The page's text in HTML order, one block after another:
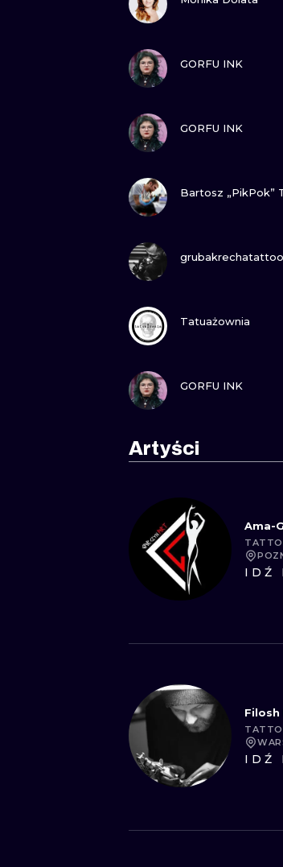
GORFU INK
GORFU INK
Bartosz „PikPok”
grubakrechatattoo
Tatuażownia
GORFU INK
Artyści
Ama-
IDŹ
Filosh
IDŹ